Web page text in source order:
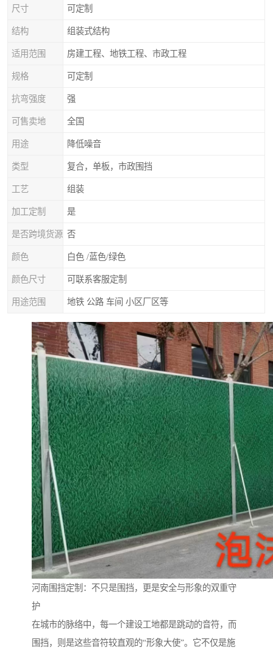
尺寸 可定制
结构 组装式结构
适用范围 房建工程、地铁工程、市政工程
规格 可定制
抗弯强度 强
可售卖地 全国
用途 降低噪音
类型 复合，单板，市政围挡
工艺 组装
加工定制 是
是否跨境货源 否
颜色 白色 /蓝色/绿色
颜色尺寸 可联系客服定制
用途范围 地铁 公路 车间 小区厂区等
河南围挡定制：不只是围挡，更是安全与形象的双重守
护
在城市的脉络中，每一个建设工地都是跳动的音符，而
围挡，则是这些音符较直观的“形象大使”。它不仅是施